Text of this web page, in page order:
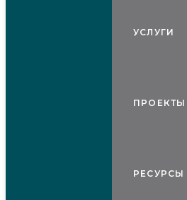
УСЛУГИ
ПРОЕКТЫ
РЕСУРСЫ